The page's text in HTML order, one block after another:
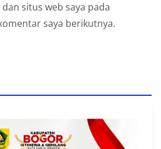
situs web saya pada
saya berikutnya.